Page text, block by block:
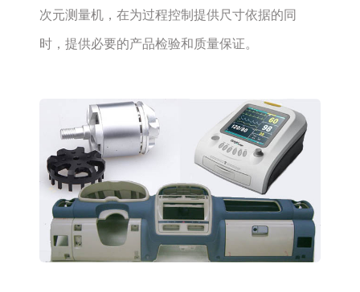
次元测量机，在为过程控制提供尺寸依据的同
时，提供必要的产品检验和质量保证。